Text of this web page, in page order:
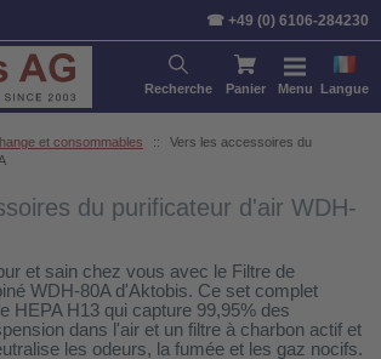
☎ +49 (0) 6106-284230
Recherche Panier Menu Langue
et consommables ::
Vers les accessoires du
du purificateur d'air WDH-
et sain chez vous avec le Filtre de
WDH-80A d'Aktobis. Ce set complet
HEPA H13 qui capture 99,95% des
dans l'air et un filtre à charbon actif et
les odeurs, la fumée et les gaz nocifs.
Article Prix